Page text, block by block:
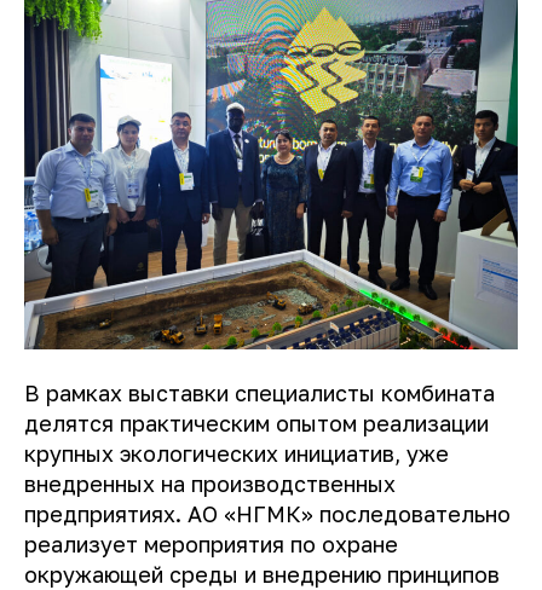
В рамках выставки специалисты комбината
делятся практическим опытом реализации
крупных экологических инициатив, уже
внедренных на производственных
предприятиях. АО «НГМК» последовательно
реализует мероприятия по охране
окружающей среды и внедрению принципов